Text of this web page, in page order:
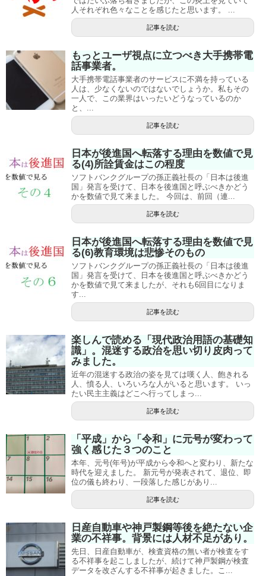
人それぞれ色々なことを感じたと思います。 ...
記事を読む
もっとユーザ視点に立つべき大手携帯電
話事業者。
大手携帯電話事業者のサービスに不満を持っている
人は、少なくないのではないでしょうか。私もその
一人で、この業界はいったいどうなっているのか
と、...
記事を読む
日本が後進国へ転落する理由を数値で見
る(4)所詮賃金はこの程度
ソフトバンクグループの孫正義社長の「日本は後進
国」発言を受けて、日本を後進国と呼ぶべきかどう
かを数値で見て来ました。 今回は、前回（連...
記事を読む
日本が後進国へ転落する理由を数値で見
る(6)教育環境は悲惨そのもの
ソフトバンクグループの孫正義社長の「日本は後進
国」発言を受けて、日本を後進国と呼ぶべきかどう
かを数値で見て来ましたが、それも6回目になりま
す...
記事を読む
楽しんで読める「現代政治用語の基礎知
識」。混迷する政治を思い切り皮肉って
みました。
近年の混迷する政治の姿を見ては嘆く人、飽きれる
人、憤る人、いろいろな人がいると思います。 いっ
たい民主主義はどこへ行ってしまっ...
記事を読む
「平成」から「令和」に元号が変わって
強く感じた３つのこと
本年、元号(年号)が平成から令和へと変わり、新たな
時代を迎えました。 新元号が発表されて、退位、即
位の儀も終わり、一段落した感じがあり...
記事を読む
日産自動車や神戸製鋼等後を絶たない企
業の不祥事。背景には人材不足があり。
先日、日産自動車が、検査資格の無い者が検査をす
る不祥事を起こしましたが、続けて神戸製鋼が検査
データを改ざんする不祥事が起きました。こ...